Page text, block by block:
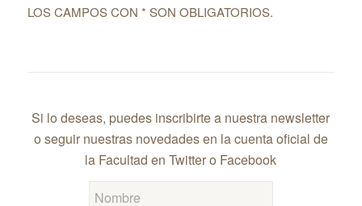
LOS CAMPOS CON * SON OBLIGATORIOS.
Si lo deseas, puedes inscribirte a nuestra newsletter
o seguir nuestras novedades en la cuenta oficial de
la Facultad en Twitter o Facebook